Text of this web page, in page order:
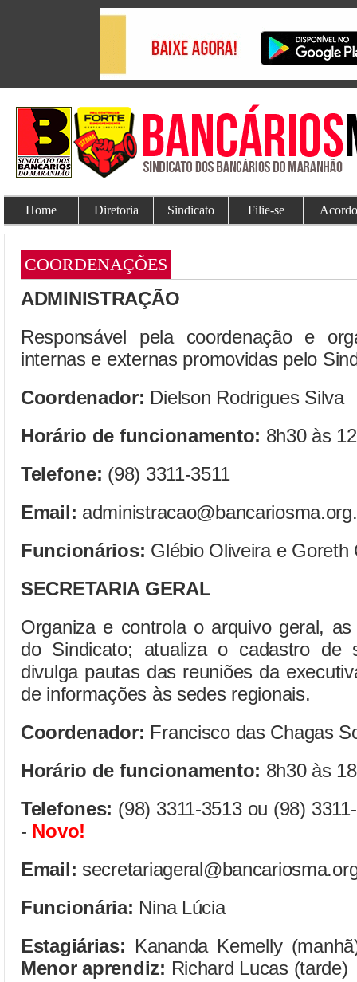
Home Diretoria Sindicato Filie-se
COORDENAÇÕES
ADMINISTRAÇÃO
Responsável pela coordenação e
internas e externas promovidas pelo
Coordenador: Dielson Rodrigues Silva
Horário de funcionamento: 8h30 às
Telefone: (98) 3311-3511
Email:
Funcionários: Glébio Oliveira e Goreth
SECRETARIA GERAL
Organiza e controla o arquivo geral,
do Sindicato; atualiza o cadastro de
divulga pautas das reuniões da
de informações às sedes regionais.
Coordenador: Francisco das Chagas
Horário de funcionamento: 8h30 às
Telefones: (98) 3311-3513 ou (98)
- Novo!
Email:
Funcionária: Nina Lúcia
Estagiárias: Kananda Kemelly
Menor aprendiz: Richard Lucas (tarde)